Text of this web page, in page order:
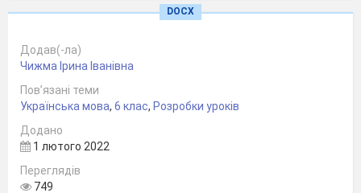
3.Актуалізація опорних знань
зрозуміли,що ми будемо складати твір,але
спочатку давайте ж пригадаємо,які взагалі є
різновиди текстів.
Учень1: я- розповідь,я розповідаю про вчинки
героїв,про події.До мене можна поставти
питання що сталося?
DOCX
Додав(-ла)
Чижма Ірина Іванівна
Пов’язані теми
Українська мова, 6 клас, Розробки уроків
Додано
1 лютого 2022
Переглядів
749